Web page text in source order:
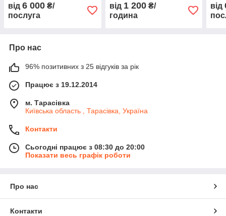
від 6 000 ₴/
послуга
від 1 200₴/
година
від
Про нас
96% позитивних з 25 відгуків за рік
Працює з 19.12.2014
м. Тарасівка
Київська область , Тарасівка, Україна
Контакти
Сьогодні працює з 08:30 до 20:00
Показати весь графік роботи
Про нас
Контакти